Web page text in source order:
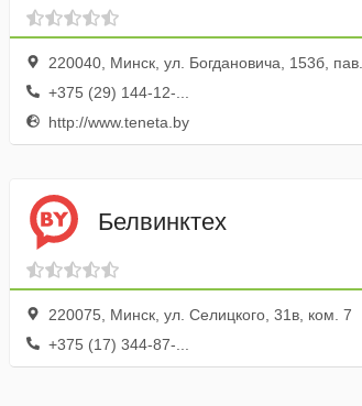
Медиагрупп
220040, Минск, ул. Богдановича, 153б, пав. 204 ТЦ Viessmann
+375 (29) 144-12-...
http://www.teneta.by
Белвинктех
220075, Минск, ул. Селицкого, 31в, ком. 7
+375 (17) 344-87-...